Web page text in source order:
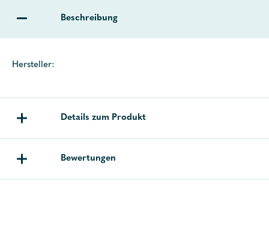
Beschreibung
Hersteller:
Details zum Produkt
Bewertungen